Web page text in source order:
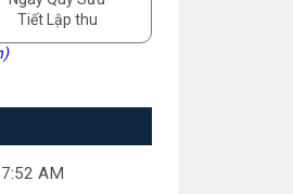
Tiết Lập thu
AM